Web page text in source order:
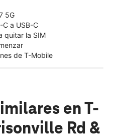
5G
C a USB-C
quitar la SIM
de T-Mobile
en T-
Rd &